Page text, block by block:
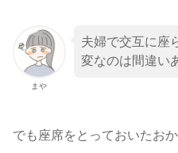
まや
夫婦で交互に座
変なのは間違い
でも座席をとっておいたお